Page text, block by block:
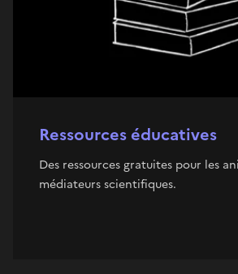
Ressources éducatives
Des ressources gratuites pour les
médiateurs scientifiques.